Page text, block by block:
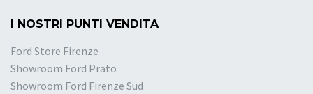
I NOSTRI PUNTI VENDITA
Ford Store Firenze
Showroom Ford Prato
Showroom Ford Firenze Sud